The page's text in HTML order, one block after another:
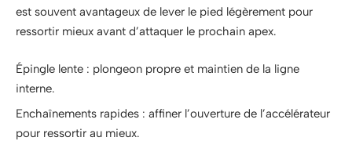
est souvent avantageux de lever le pied légèrement pour
ressortir mieux avant d’attaquer le prochain apex.
Épingle lente : plongeon propre et maintien de la ligne
interne.
Enchaînements rapides : affiner l’ouverture de l’accélérateur
pour ressortir au mieux.